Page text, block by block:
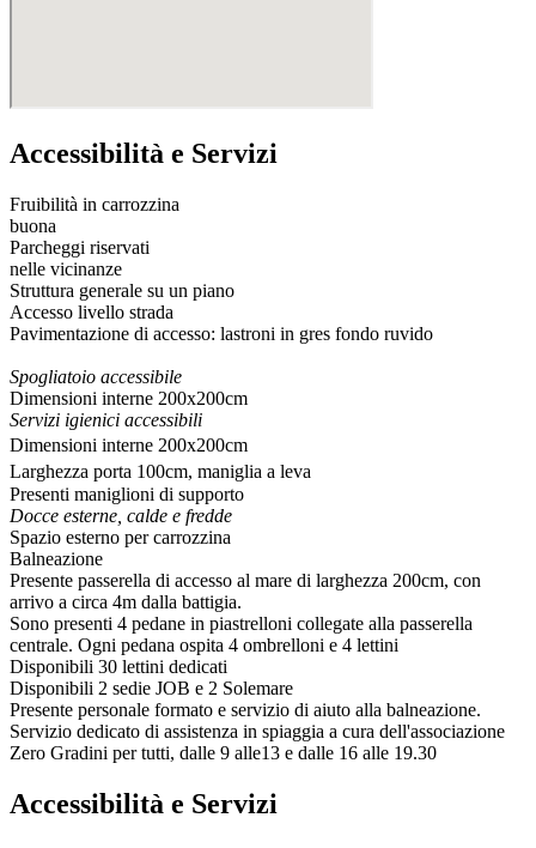
Accessibilità e Servizi
Fruibilità in carrozzina
buona
Parcheggi riservati
nelle vicinanze
Struttura generale su un piano
Accesso livello strada
Pavimentazione di accesso: lastroni in gres fondo ruvido
Spogliatoio accessibile
Dimensioni interne 200x200cm
Servizi igienici accessibili
Dimensioni interne 200x200cm
Larghezza porta 100cm, maniglia a leva
Presenti maniglioni di supporto
Docce esterne, calde e fredde
Spazio esterno per carrozzina
Balneazione
Presente passerella di accesso al mare di larghezza 200cm, con
arrivo a circa 4m dalla battigia.
Sono presenti 4 pedane in piastrelloni collegate alla passerella
centrale. Ogni pedana ospita 4 ombrelloni e 4 lettini
Disponibili 30 lettini dedicati
Disponibili 2 sedie JOB e 2 Solemare
Presente personale formato e servizio di aiuto alla balneazione.
Servizio dedicato di assistenza in spiaggia a cura dell'associazione
Zero Gradini per tutti, dalle 9 alle13 e dalle 16 alle 19.30
Accessibilità e Servizi